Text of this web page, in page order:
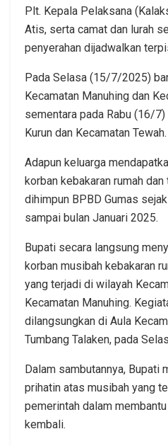
Plt. Kepala Pelaksana
Atis, serta camat dan lurah
penyerahan dijadwalkan
Pada Selasa (15/7/2025)
Kecamatan Manuhing dan
sementara pada Rabu (16/
Kurun dan Kecamatan Tewah.
Adapun keluarga
korban kebakaran rumah
dihimpun BPBD Gumas
sampai bulan Januari 2025.
Bupati secara langsung
korban musibah kebakaran
yang terjadi di wilayah
Kecamatan Manuhing.
dilangsungkan di Aula
Tumbang Talaken, pada
Dalam sambutannya, Bupati
prihatin atas musibah yang
pemerintah dalam
kembali.